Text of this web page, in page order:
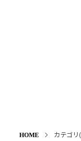
HOME カテゴリ